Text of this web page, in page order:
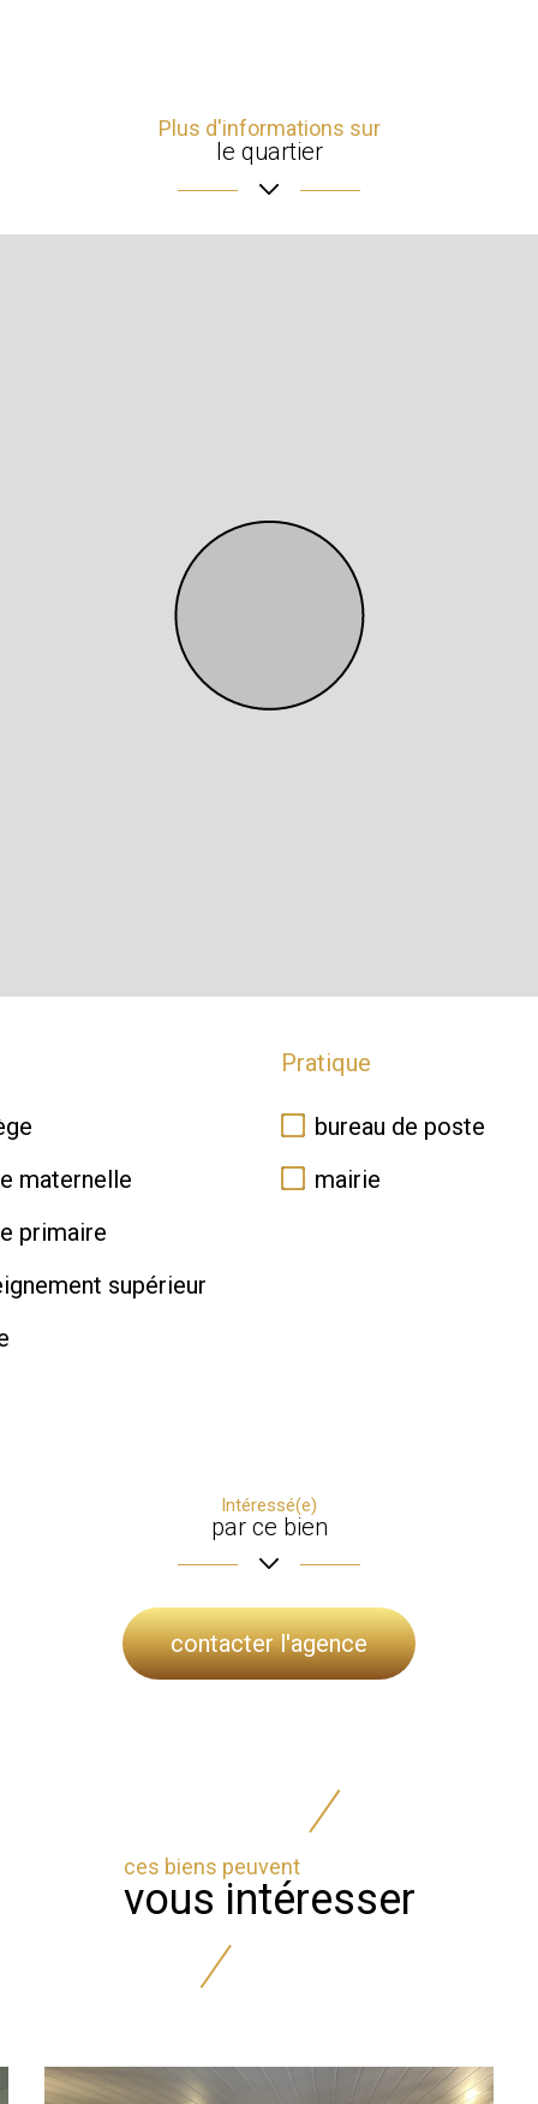
Plus d'informations sur
le quartier
maternelle
primaire
supérieur
Pratique
bureau de poste
mairie
Intéressé(e)
par ce bien
contacter l'agence
ces biens peuvent
vous intéresser